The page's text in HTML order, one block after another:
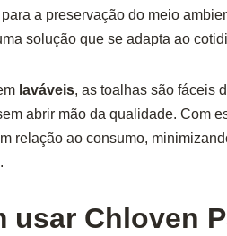
a preservação do meio
solução que se adapta ao
laváveis, as toalhas são fáceis
abrir mão da qualidade. Com
relação ao consumo,
usar Chloven